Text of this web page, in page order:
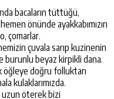
bacaların tüttüğü,
önünde ayakkabımızın
çomarlar.
çuvala sarıp kuzinenin
burunlu beyaz kirpikli dana.
öğleye doğru folluktan
kulaklarımızda.
uzun öterek bizi